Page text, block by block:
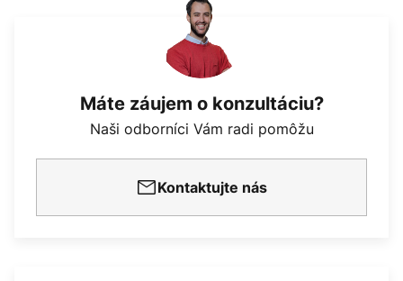
Máte záujem o konzultáciu?
Naši odborníci Vám radi pomôžu
Kontaktujte nás